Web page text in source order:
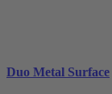
Duo Metal Surface